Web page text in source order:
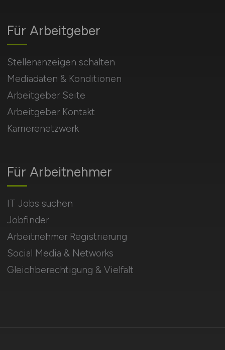
Für Arbeitnehmer
IT Jobs suchen
Jobfinder
Arbeitnehmer Registrierung
Social Media & Networks
Gleichberechtigung & Vielfalt
Für Arbeitgeber
Stellenanzeigen schalten
Mediadaten & Konditionen
Arbeitgeber Seite
Arbeitgeber Kontakt
Karrierenetzwerk